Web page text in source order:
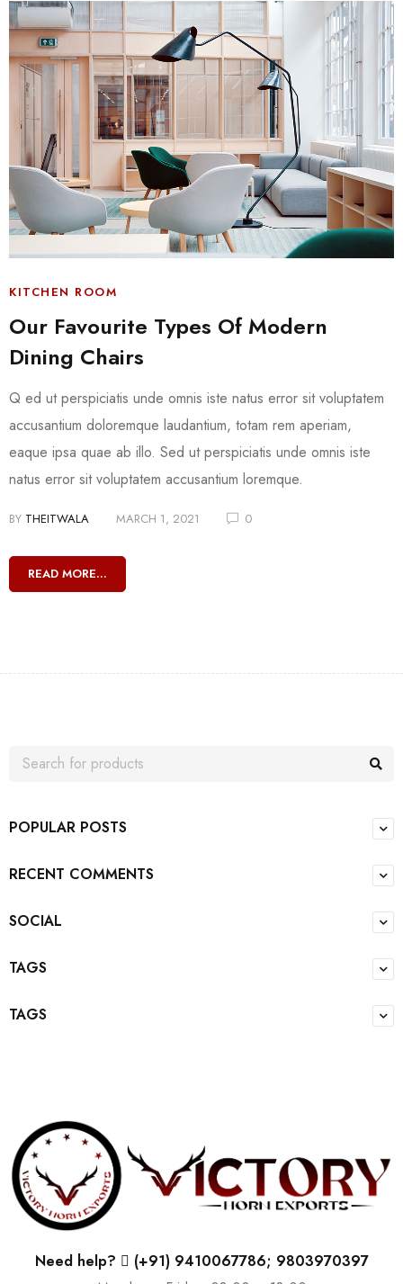
KITCHEN ROOM
Our Favourite Types Of Modern
Dining Chairs
Q ed ut perspiciatis unde omnis iste natus error sit voluptatem
accusantium doloremque laudantium, totam rem aperiam,
eaque ipsa quae ab illo. Sed ut perspiciatis unde omnis iste
natus error sit voluptatem accusantium loremque.
BY THEITWALA MARCH 1, 2021 0
READ MORE...
POPULAR POSTS
RECENT COMMENTS
SOCIAL
TAGS
TAGS
Need help?
(+91) 9410067786; 9803970397